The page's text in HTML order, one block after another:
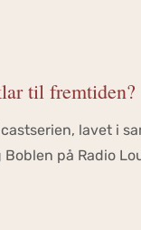
til fremtiden?
lavet i
på Radio